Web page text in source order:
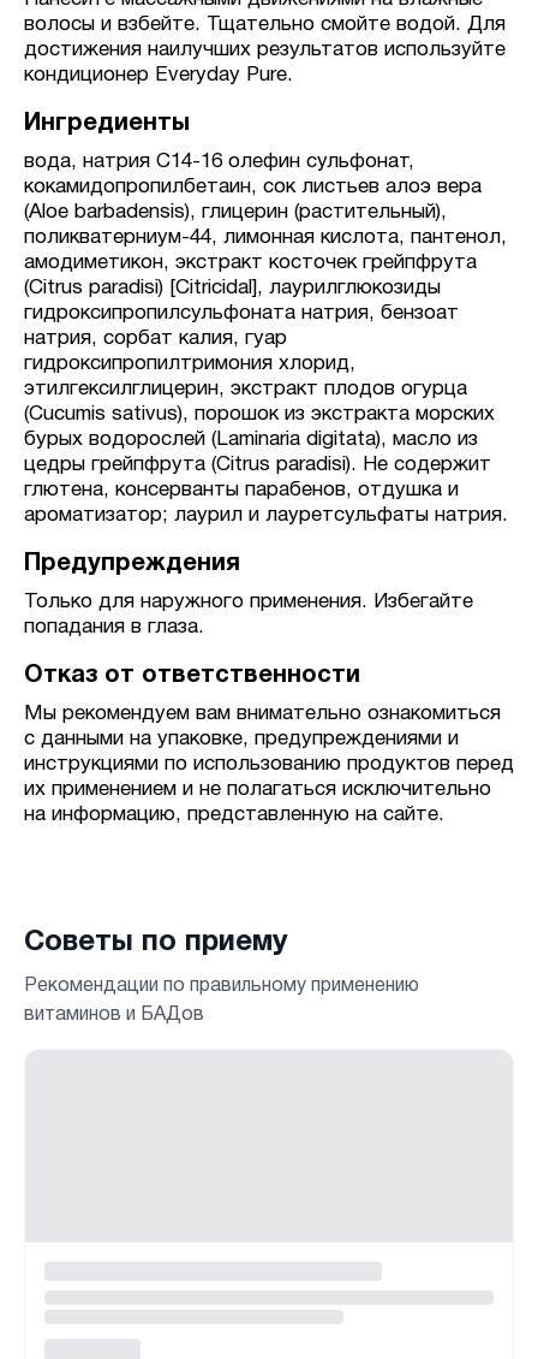
волосы и взбейте. Тщательно смойте водой. Для
достижения наилучших результатов используйте
кондиционер Everyday Pure.
Ингредиенты
вода, натрия С14-16 олефин сульфонат,
кокамидопропилбетаин, сок листьев алоэ вера
(Aloe barbadensis), глицерин (растительный),
поликватерниум-44, лимонная кислота, пантенол,
амодиметикон, экстракт косточек грейпфрута
(Citrus paradisi) [Citricidal], лаурилглюкозиды
гидроксипропилсульфоната натрия, бензоат
натрия, сорбат калия, гуар
гидроксипропилтримония хлорид,
этилгексилглицерин, экстракт плодов огурца
(Cucumis sativus), порошок из экстракта морских
бурых водорослей (Laminaria digitata), масло из
цедры грейпфрута (Citrus paradisi). Не содержит
глютена, консерванты парабенов, отдушка и
ароматизатор; лаурил и лауретсульфаты натрия.
Предупреждения
Только для наружного применения. Избегайте
попадания в глаза.
Отказ от ответственности
Мы рекомендуем вам внимательно ознакомиться
с данными на упаковке, предупреждениями и
инструкциями по использованию продуктов перед
их применением и не полагаться исключительно
на информацию, представленную на сайте.
Советы по приему
Рекомендации по правильному применению
витаминов и БАДов